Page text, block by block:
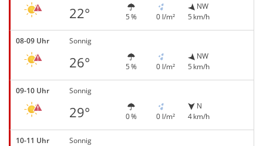
22° 5 % 0 l/m²
NW
5 km/h
08-09 Uhr Sonnig
26° 5 % 0 l/m²
NW
5 km/h
09-10 Uhr Sonnig
29° 0 % 0 l/m²
N
4 km/h
10-11 Uhr Sonnig